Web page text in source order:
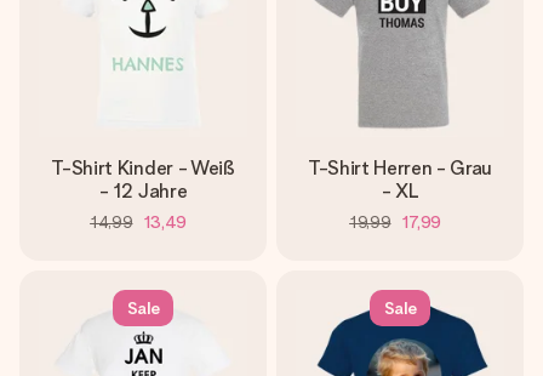
T-Shirt Kinder - Weiß
- 12 Jahre
14,99 13,49
T-Shirt Herren - Grau
- XL
19,99 17,99
Sale Sale